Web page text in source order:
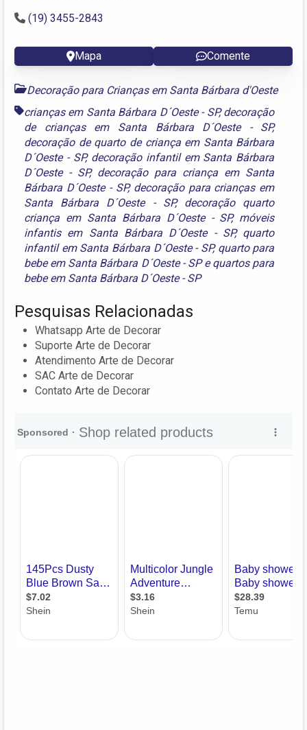
(19) 3455-2843
Mapa Comente
Decoração para Crianças em Santa Bárbara d'Oeste
crianças em Santa Bárbara D´Oeste - SP,decoração
de crianças em Santa Bárbara D´Oeste - SP,
decoração de quarto de criança em Santa Bárbara
D´Oeste - SP, decoração infantil em Santa Bárbara
D´Oeste - SP, decoração para criança em Santa
Bárbara D´Oeste - SP, decoração para crianças em
Santa Bárbara D´Oeste - SP, decoração quarto
criança em Santa Bárbara D´Oeste - SP, móveis
infantis em Santa Bárbara D´Oeste - SP, quarto
infantil em Santa Bárbara D´Oeste - SP, quarto para
bebe em Santa Bárbara D´Oeste - SPequartos para
bebe em Santa Bárbara D´Oeste - SP
Pesquisas Relacionadas
Whatsapp Arte de Decorar
Suporte Arte de Decorar
Atendimento Arte de Decorar
SAC Arte de Decorar
Contato Arte de Decorar